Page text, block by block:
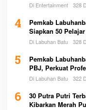
Di Entertainment 328
4
Pemkab
Siapkan 50
Di Labuhan Batu 328
5
Pemkab
PBJ, Perkuat
Pemerintah
Di Labuhan Batu 322
6
30 Putra Putri
Kibarkan Merah